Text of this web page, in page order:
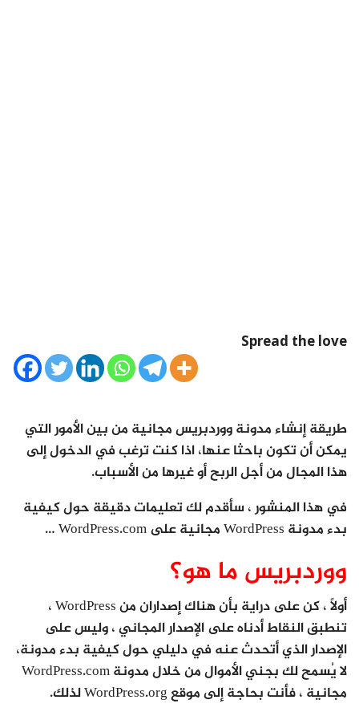
Spread the love
طريقة إنشاء مدونة ووردبريس مجانية من بين الأمور التي
يمكن أن تكون باحثا عنها، اذا كنت ترغب في الدخول إلى
هذا المجال من أجل الربح أو غيرها من الأسباب.
في هذا المنشور ، سأقدم لك تعليمات دقيقة حول كيفية
بدء مدونة WordPress مجانية على WordPress.com …
ووردبريس ما هو؟
أولاً ، كن على دراية بأن هناك إصداران من WordPress ،
تنطبق النقاط أدناه على الإصدار المجاني ، وليس على
الإصدار الذي أتحدث عنه في دليلي حول كيفية بدء مدونة،
لا يُسمح لك بجني الأموال من خلال مدونة WordPress.com
مجانية ، فأنت بحاجة إلى موقع WordPress.org لذلك.